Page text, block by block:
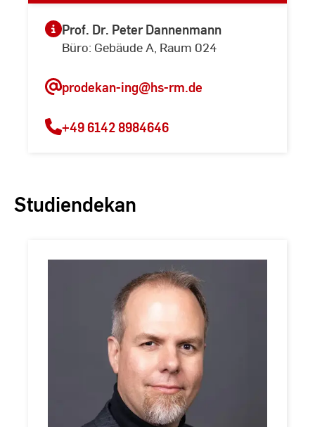
Prof. Dr. Peter Dannenmann
Büro: Gebäude A, Raum 024
prodekan-ing@hs-rm.de
+49 6142 8984646
Studiendekan